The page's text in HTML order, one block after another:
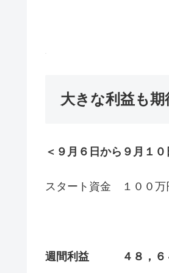
大きな利益も
＜９月６日から９月１
スタート資金 １００万
週間利益 ４８，６